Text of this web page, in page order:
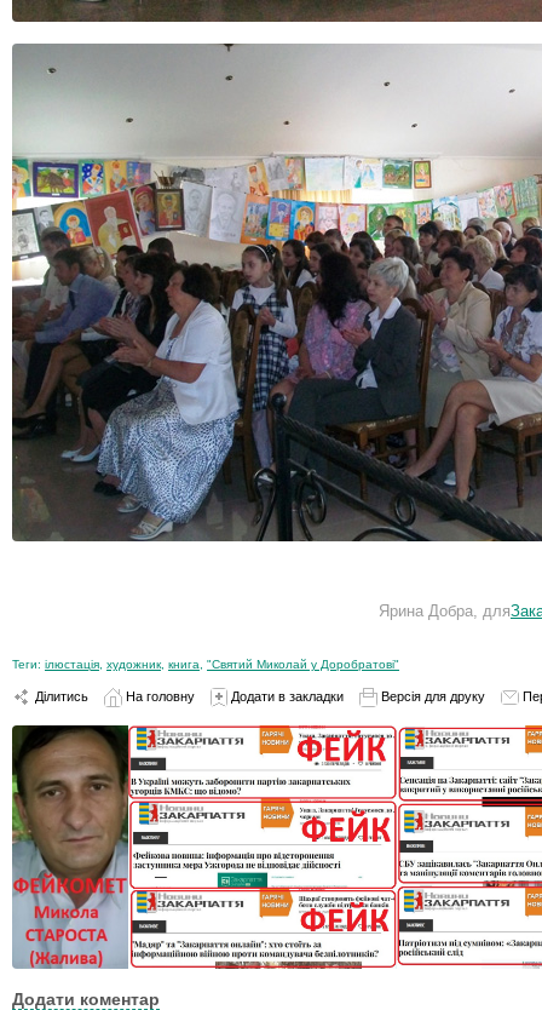
Ярина Добра, для
Теги: ілюстація художник книга "Святий Миколай у Доробратові"
Ділитись На головну Додати в закладки Версія для друку
Додати коментар